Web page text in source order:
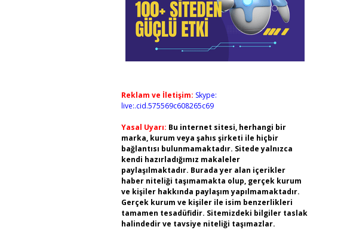
Reklam ve İletişim: Skype:
live:.cid.575569c608265c69
Yasal Uyarı: Bu internet sitesi, herhangi bir
marka, kurum veya şahıs şirketi ile hiçbir
bağlantısı bulunmamaktadır. Sitede yalnızca
kendi hazırladığımız makaleler
paylaşılmaktadır. Burada yer alan içerikler
haber niteliği taşımamakta olup, gerçek kurum
ve kişiler hakkında paylaşım yapılmamaktadır.
Gerçek kurum ve kişiler ile isim benzerlikleri
tamamen tesadüfidir. Sitemizdeki bilgiler taslak
halindedir ve tavsiye niteliği taşımazlar.